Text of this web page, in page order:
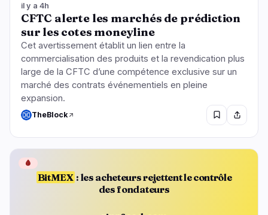
il y a 4h
CFTC alerte les marchés de prédiction
sur les cotes moneyline
Cet avertissement établit un lien entre la
commercialisation des produits et la revendication plus
large de la CFTC d’une compétence exclusive sur un
marché des contrats événementiels en pleine
expansion.
TheBlock
BitMEX : les acheteurs rejettent le contrôle
des fondateurs
🩸